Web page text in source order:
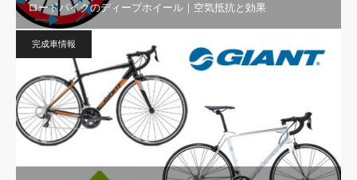
ロードバイクのディープホイール｜空気抵抗と効果
完成車情報